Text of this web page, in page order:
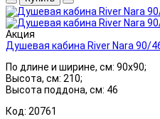
Акция
Душевая кабина River Nara 90/
По длине и ширине, см: 90x90;
Высота, см: 210;
Высота поддона, см: 46
Код: 20761